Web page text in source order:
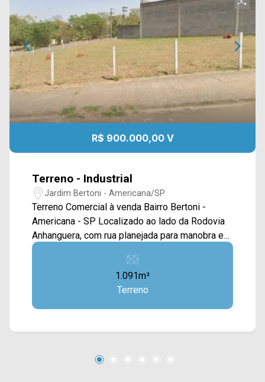
R$ 900.000,00 V
Terreno - Industrial
Jardim Bertoni - Americana/SP
Terreno Comercial à venda Bairro Bertoni -
Americana - SP Localizado ao lado da Rodovia
Anhanguera, com rua planejada para manobra e
transito de veículo pesado Para saber mais
sobre o imóvel ou para agendar uma visita, entre
em contato conosco: WhatsApp e Telefone: (19)
mudança!
1.091m²
Terreno